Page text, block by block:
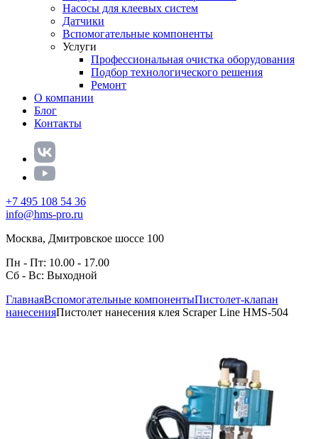
Насосы для клеевых систем
Датчики
Вспомогательные компоненты
Услуги
Профессиональная очистка оборудования
Подбор технологического решения
Ремонт
О компании
Блог
Контакты
+7 495 108 54 36
info@hms-pro.ru
Москва, Дмитровское шоссе 100
Пн - Пт: 10.00 - 17.00
Сб - Вс: Выходной
ГлавнаяВспомогательные компонентыПистолет-клапан
нанесенияПистолет нанесения клея Scraper Line HMS-504